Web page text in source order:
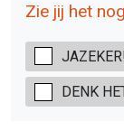
Zie jij het
DENK